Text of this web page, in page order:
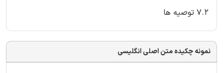
7.2 توصیه ها
نمونه چکیده متن اصلی انگلیسی